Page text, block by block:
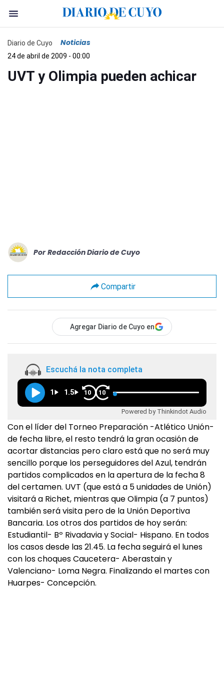
Diario de Cuyo Noticias
24 de abril de 2009 - 00:00
UVT y Olimpia pueden achicar
Por Redacción Diario de Cuyo
Compartir
Agregar Diario de Cuyo en
Escuchá la nota completa
1 1.5 10 10
Powered by Thinkindot Audio
Con el líder del Torneo Preparación -Atlético Unión-
de fecha libre, el resto tendrá la gran ocasión de
acortar distancias pero claro está que no será muy
sencillo porque los perseguidores del Azul, tendrán
partidos complicados en la apertura de la fecha 8
del certamen. UVT (que está a 5 unidades de Unión)
visitará a Richet, mientras que Olimpia (a 7 puntos)
también será visita pero de la Unión Deportiva
Bancaria. Los otros dos partidos de hoy serán:
Estudiantil- Bº Rivadavia y Social- Hispano. En todos
los casos desde las 21.45. La fecha seguirá el lunes
con los choques Caucetera- Aberastain y
Valenciano- Loma Negra. Finalizando el martes con
Huarpes- Concepción.